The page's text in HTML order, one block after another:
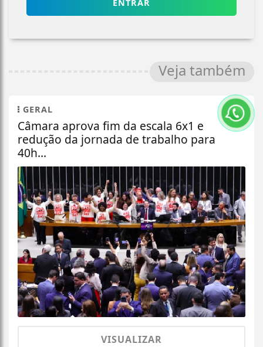
ENTRAR
Veja também
GERAL
Câmara aprova fim da escala 6x1 e
redução da jornada de trabalho para
40h...
VISUALIZAR